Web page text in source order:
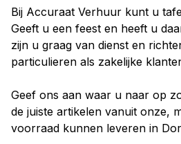
Bij Accuraat Verhuur kunt u
Geeft u een feest en heeft u
zijn u graag van dienst en
particulieren als zakelijke
Geef ons aan waar u naar op
de juiste artikelen vanuit onze,
voorraad kunnen leveren in